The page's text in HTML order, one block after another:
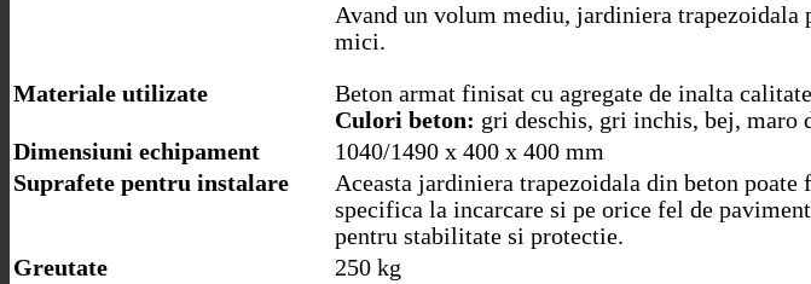
Avand un volum mediu, jardiniera
mici.
Materiale utilizate
Beton armat finisat cu agregate de inalta
Culori beton: gri deschis, gri inchis, bej, maro
Dimensiuni echipament
1040/1490 x 400 x 400 mm
Suprafete pentru instalare
Aceasta jardiniera trapezoidala din beton
specifica la incarcare si pe orice fel de
pentru stabilitate si protectie.
Greutate
250 kg